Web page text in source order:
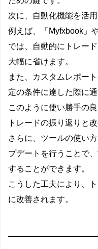
次に、自動化機能を活
例えば、「Myfxbook」
では、自動的にトレー
大幅に省けます。
また、カスタムレポー
定の条件に達した際に
このように使い勝手の
トレードの振り返りと
さらに、ツールの使い
プデートを行うことで
することができます。
こうした工夫により、
に改善されます。